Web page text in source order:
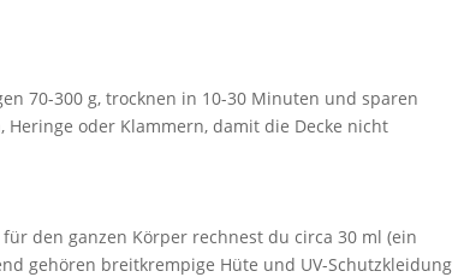
70-300 g, trocknen in 10-30 Minuten und sparen
oder Klammern, damit die Decke nicht
für den ganzen Körper rechnest du circa 30 ml (ein
gehören breitkrempige Hüte und UV-Schutzkleidung